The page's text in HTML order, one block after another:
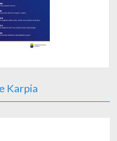
Karpia